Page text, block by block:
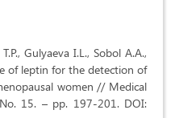
Gulyaeva I.L., Sobol A.A.,
of leptin for the detection of
women // Medical
15. – pp. 197-201. DOI: